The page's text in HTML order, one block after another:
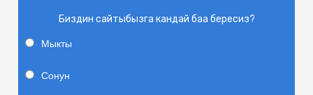
Биздин сайтыбызга кандай баа бересиз?
Мыкты
Сонун